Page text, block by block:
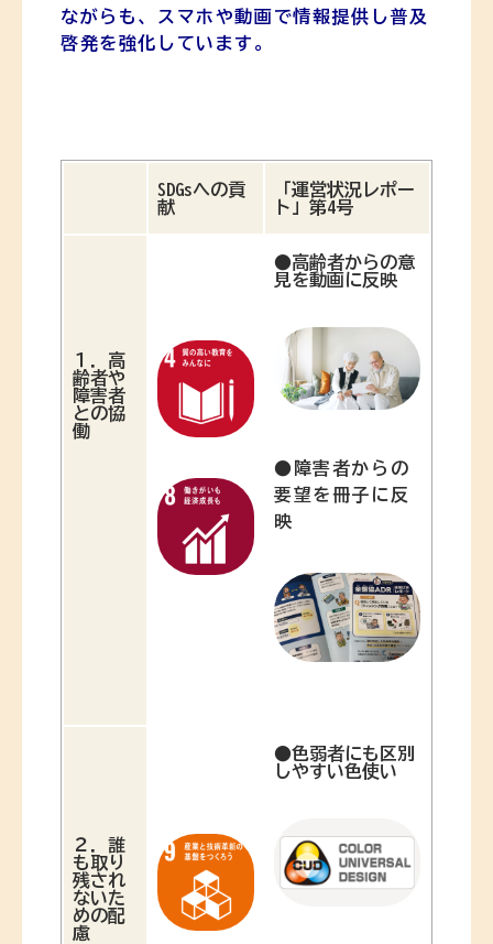
ながらも、スマホや動画で情報提供し普及
啓発を強化しています。
SDGsへの貢
献
「運営状況レポー
ト」第4号
１． 高
齢者や
障害者
との協
働
●高齢者からの意
見を動画に反映
● 障害者からの
要望を冊子に反
映
２． 誰
も取り
残され
ないた
めの配
慮
●色弱者にも区別
しやすい色使い